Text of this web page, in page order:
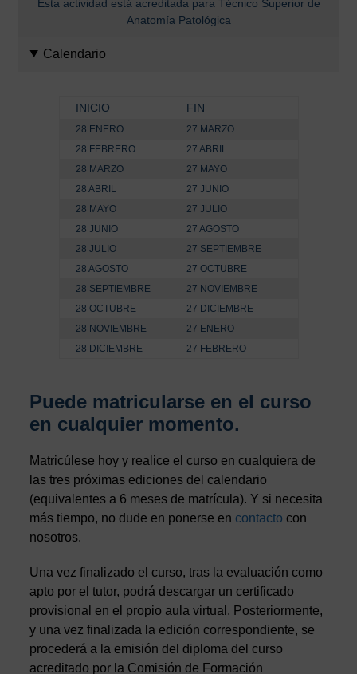
Esta actividad está acreditada para Técnico Superior de
Anatomía Patológica
Calendario
INICIO FIN
28 ENERO
27 MARZO
28 FEBRERO
27 ABRIL
28 MARZO
27 MAYO
28 ABRIL
27 JUNIO
28 MAYO
27 JULIO
28 JUNIO
27 AGOSTO
28 JULIO
27 SEPTIEMBRE
28 AGOSTO
27 OCTUBRE
28 SEPTIEMBRE
27 NOVIEMBRE
28 OCTUBRE
27 DICIEMBRE
28 NOVIEMBRE
27 ENERO
28 DICIEMBRE
27 FEBRERO
Puede matricularse en el curso
en cualquier momento.
Matricúlese hoy y realice el curso en cualquiera de
las tres próximas ediciones del calendario
(equivalentes a 6 meses de matrícula). Y si necesita
más tiempo, no dude en ponerse en contacto con
nosotros.
Una vez finalizado el curso, tras la evaluación como
apto por el tutor, podrá descargar un certificado
provisional en el propio aula virtual. Posteriormente,
y una vez finalizada la edición correspondiente, se
procederá a la emisión del diploma del curso
acreditado por la Comisión de Formación